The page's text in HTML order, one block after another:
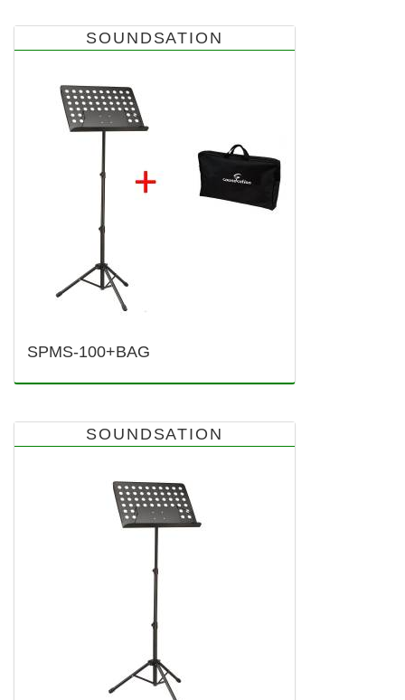
SOUNDSATION
SPMS-100+BAG
SOUNDSATION